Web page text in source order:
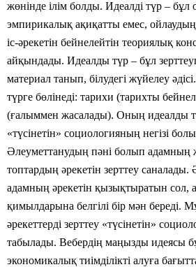
жөнінде ілім болды. Идеалді түр – бұл
эмпирикалық ақиқатты емес,
іс-әрекетін бейнелейтін теориялық
айқындады. Идеалды түр – бұл
материал танып, білудегі жүйелеу
түрге бөлінеді: тарихи (тарихты
(ғалыммен жасалады). Оның идеалды
«түсінетін» социологияның негізі
Әлеуметтанудың пәні болып адамның
топтардың әрекетін зерттеу
адамның әрекетін қызықтыратын сол,
қимылдарына белгілі бір мән береді.
әрекеттерді зерттеу «түсінетін»
табылады. Вебердің маңызды идеясы
экономикалық тиімділікті алуға